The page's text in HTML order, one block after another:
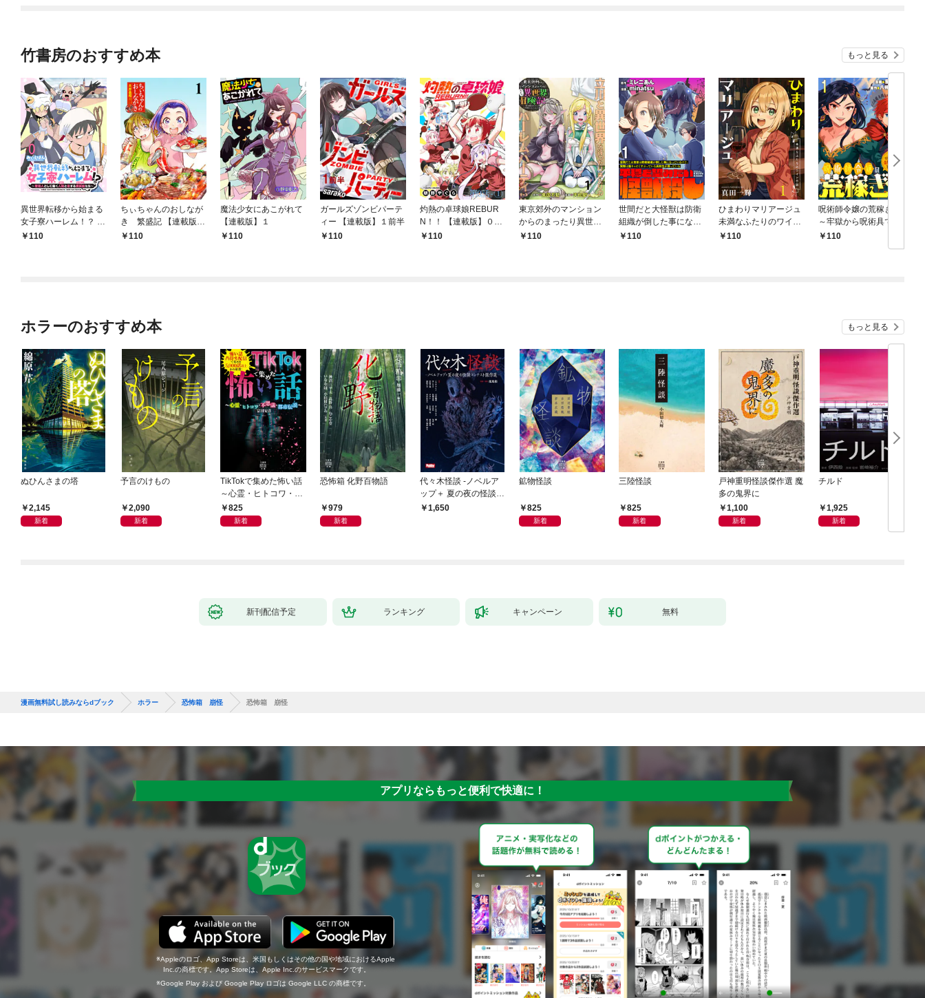
竹書房のおすすめ本 もっと見る
異世界転移から始まる
女子寮ハーレム！？ ～
管理人として働く人間
110
ちぃちゃんのおしなが
き 繁盛記 【連載版】
１110
魔法少女にあこがれて
【連載版】１
110
ガールズゾンビパーテ
ィー 【連載版】１前半
110
灼熱の卓球娘REBUR
N！！ 【連載版】０－
①110
東京郊外のマンション
からのまったり異世界
冒険記 ～僕の部屋が
110
世間だと大怪獣は防衛
組織が倒した事になっ
ているけど、実際は陰
110
ひまわりマリアージュ
未満なふたりのワイン
日誌 【連載版】１
110
呪術師令嬢の荒稼ぎ！
～牢獄から呪術具で掴
み取る金貨ザクザク宮
廷生活～ 【連載版】１
110
ホラーのおすすめ本 もっと見る
ぬひんさまの塔
2,145
新着
予言のけもの
2,090
新着
TikTokで集めた怖い話
～心霊・ヒトコワ・不
思議・都市伝説～
825
新着
恐怖箱 化野百物語
979
新着
代々木怪談 -ノベルア
ップ＋ 夏の夜の怪談コ
ンテスト傑作選-
1,650
鉱物怪談
825
新着
三陸怪談
825
新着
戸神重明怪談傑作選 魔
多の鬼界に
1,100
新着
チルド
1,925
新着
新刊配信予定 ランキング キャンペーン 無料
漫画無料試し読みならdブック ホラー 恐怖箱 崩怪 恐怖箱 崩怪
アプリならもっと便利で快適に！
Appleのロゴ、App Storeは、米国もしくはその他の国や地域におけるApple
Inc.の商標です。App Storeは、Apple Inc.のサービスマークです。
Google Play および Google Play ロゴは Google LLC の商標です。